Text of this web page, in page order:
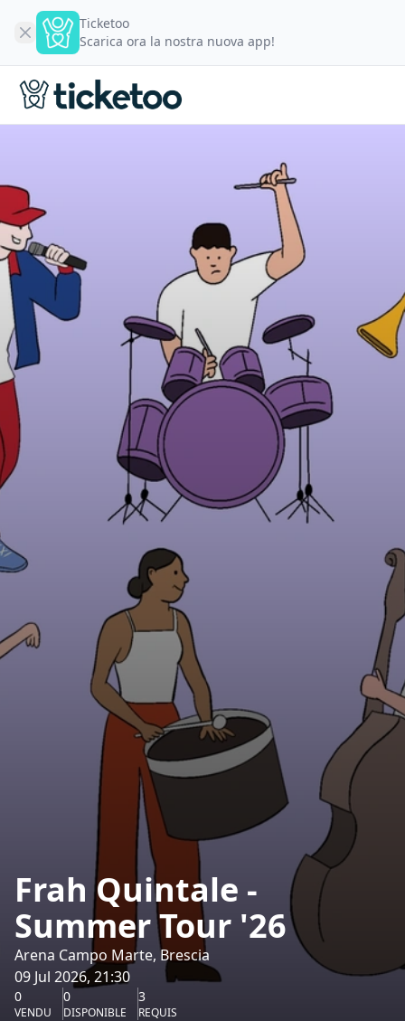
Ticketoo
Scarica ora la nostra nuova app!
Frah Quintale -
Summer Tour '26
Arena Campo Marte, Brescia
09 Jul 2026, 21:30
0
VENDU
0
DISPONIBLE
3
REQUIS